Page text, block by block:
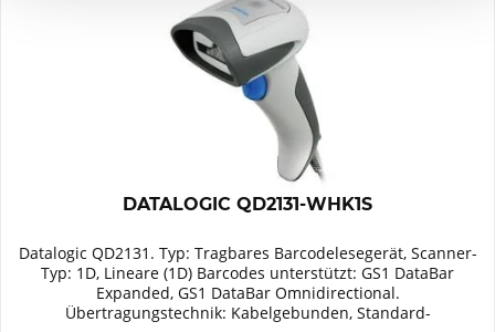
DATALOGIC QD2131-WHK1S
Datalogic QD2131. Typ: Tragbares Barcodelesegerät, Scanner-
Typ: 1D, Lineare (1D) Barcodes unterstützt: GS1 DataBar
Expanded, GS1 DataBar Omnidirectional.
Übertragungstechnik: Kabelgebunden, Standard-